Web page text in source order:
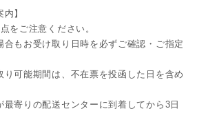
】
をご注意ください。
合もお受け取り日時を必ずご確認・ご指定
り可能期間は、不在票を投函した日を含め
最寄りの配送センターに到着してから3日